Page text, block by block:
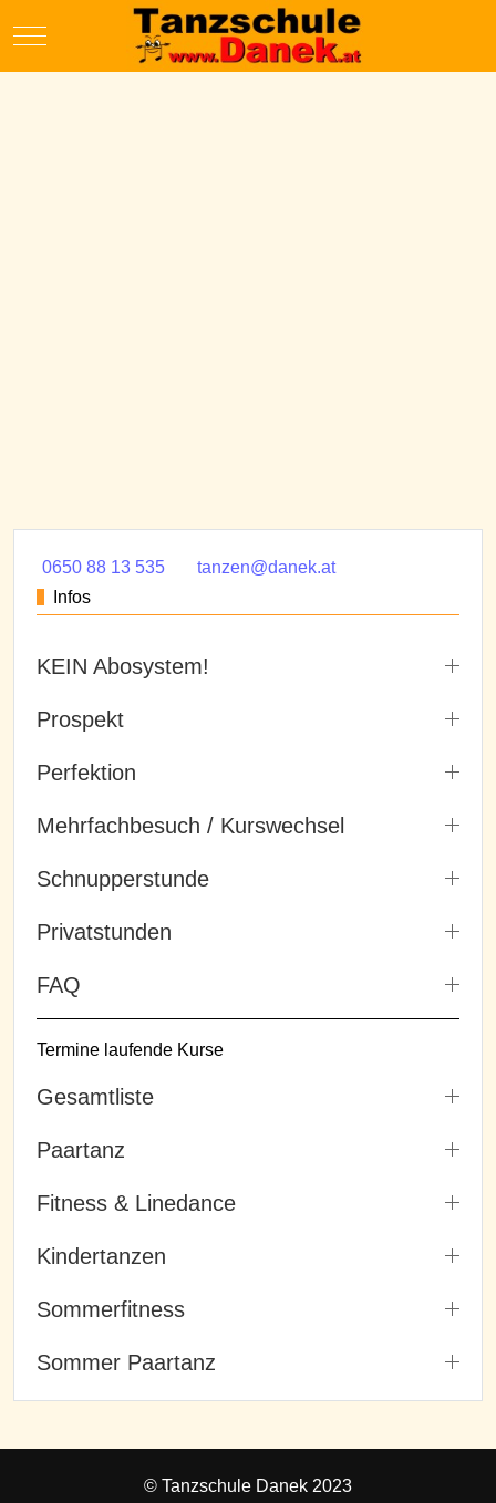
Mobile Menu Toggle
0650 88 13 535
tanzen@danek.at
Infos
KEIN Abosystem!
Prospekt
Perfektion
Mehrfachbesuch / Kurswechsel
Schnupperstunde
Privatstunden
FAQ
Termine laufende Kurse
Gesamtliste
Paartanz
Fitness & Linedance
Kindertanzen
Sommerfitness
Sommer Paartanz
© Tanzschule Danek 2023